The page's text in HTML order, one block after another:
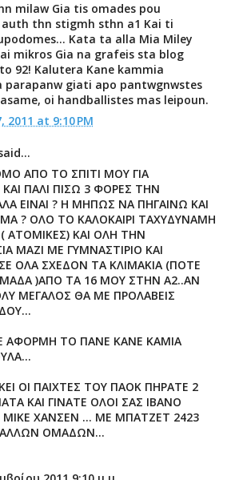
milaw Gia tis omades pou
thn stigmh sthn a1 Kai ti
Kata ta alla Mia Miley
mikros Gia na grafeis sta blog
92! Kalutera Kane kammia
parapanw giati apo pantwgnwstes
oi handballistes mas leipoun.
2011 at 9:10 PM
ΑΠΟ ΤΟ ΣΠΙΤΙ ΜΟΥ ΓΙΑ
ΠΑΛΙ ΠΙΣΩ 3 ΦΟΡΕΣ ΤΗΝ
ΕΙΝΑΙ ? Η ΜΗΠΩΣ ΝΑ ΠΗΓΑΙΝΩ ΚΑΙ
? ΟΛΟ ΤΟ ΚΑΛΟΚΑΙΡΙ ΤΑΧΥΔΥΝΑΜΗ
( ΑΤΟΜΙΚΕΣ) ΚΑΙ ΟΛΗ ΤΗΝ
ΜΑΖΙ ΜΕ ΓΥΜΝΑΣΤΙΡΙΟ ΚΑΙ
ΟΛΑ ΣΧΕΔΟΝ ΤΑ ΚΛΙΜΑΚΙΑ (ΠΟΤΕ
)ΑΠΟ ΤΑ 16 ΜΟΥ ΣΤΗΝ Α2..ΑΝ
ΜΕΓΑΛΟΣ ΘΑ ΜΕ ΠΡΟΛΑΒΕΙΣ
ΑΦΟΡΜΗ ΤΟ ΠΑΝΕ ΚΑΝΕ ΚΑΜΙΑ
ΟΙ ΠΑΙΧΤΕΣ ΤΟΥ ΠΑΟΚ ΠΗΡΑΤΕ 2
ΚΑΙ ΓΙΝΑΤΕ ΟΛΟΙ ΣΑΣ ΙΒΑΝΟ
ΜΙΚΕ ΧΑΝΣΕΝ ... ΜΕ ΜΠΑΤΖΕΤ 2423
ΟΜΑΔΩΝ...